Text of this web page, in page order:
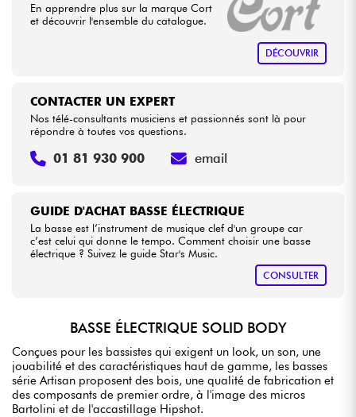
En apprendre plus sur la marque Cort
et découvrir l'ensemble du catalogue.
DÉCOUVRIR
GUIDE D'ACHAT BASSE ÉLECTRIQUE
La basse est l’instrument de musique clef d'un groupe car
c’est celui qui donne le tempo. Comment choisir une basse
électrique ? Suivez le guide Star's Music.
CONSULTER
CONTACTER UN EXPERT
Nos télé-consultants musiciens et passionnés sont là pour
répondre à toutes vos questions.
01 81 930 900 email
BASSE ÉLECTRIQUE SOLID BODY
Conçues pour les bassistes qui exigent un look, un son, une
jouabilité et des caractéristiques haut de gamme, les basses
série Artisan proposent des bois, une qualité de fabrication et
des composants de premier ordre, à l'image des micros
Bartolini et de l'accastillage Hipshot.